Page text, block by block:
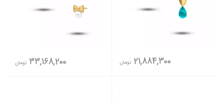
21,884,300 تومان 33,168,200 تومان